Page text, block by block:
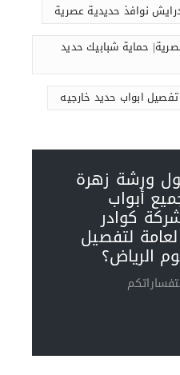
نوافذ حديدية عصرية
حماية شبابيك حديد
تفصيل ابواب حديد خارجيه
ورشة زهرة
أبواب
كوادر
لتفصيل
الرياض؟